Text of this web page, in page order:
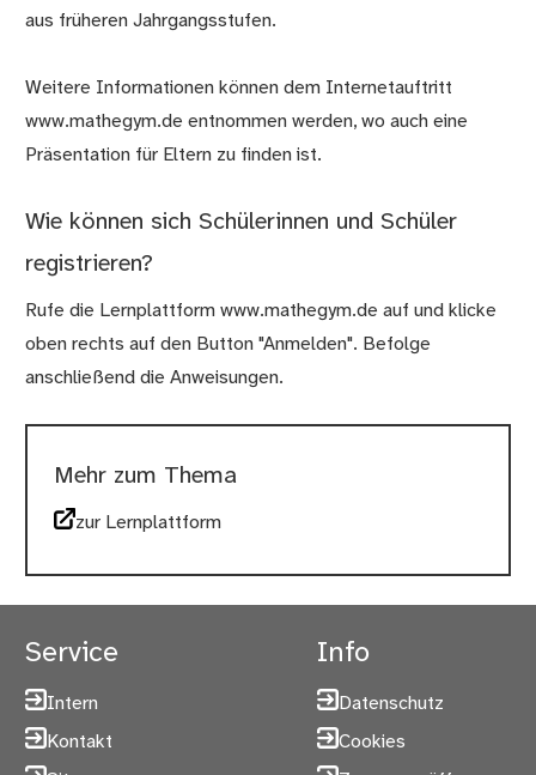
aus früheren Jahrgangsstufen.
Weitere Informationen können dem Internetauftritt
www.mathegym.de entnommen werden, wo auch eine
Präsentation für Eltern zu finden ist.
Wie können sich Schülerinnen und Schüler
registrieren?
Rufe die Lernplattform www.mathegym.de auf und klicke
oben rechts auf den Button "Anmelden". Befolge
anschließend die Anweisungen.
Mehr zum Thema
zur Lernplattform
Service
Intern
Kontakt
Info
Datenschutz
Cookies